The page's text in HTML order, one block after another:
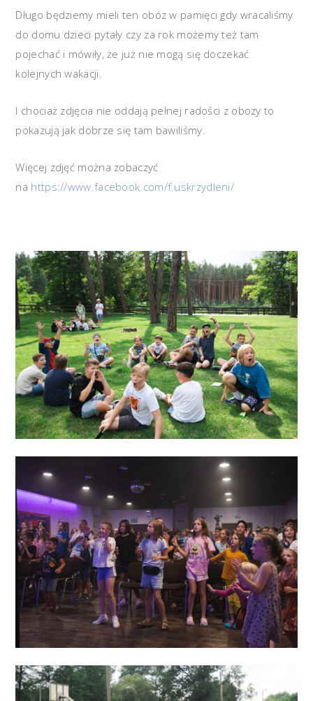
Długo będziemy mieli ten obóz w pamięci gdy wracaliśmy
do domu dzieci pytały czy za rok możemy też tam
pojechać i mówiły, że już nie mogą się doczekać
kolejnych wakacji.
I chociaż zdjęcia nie oddają pełnej radości z obozy to
pokazują jak dobrze się tam bawiliśmy.
Więcej zdjęć można zobaczyć
na https://www.facebook.com/f.uskrzydleni/